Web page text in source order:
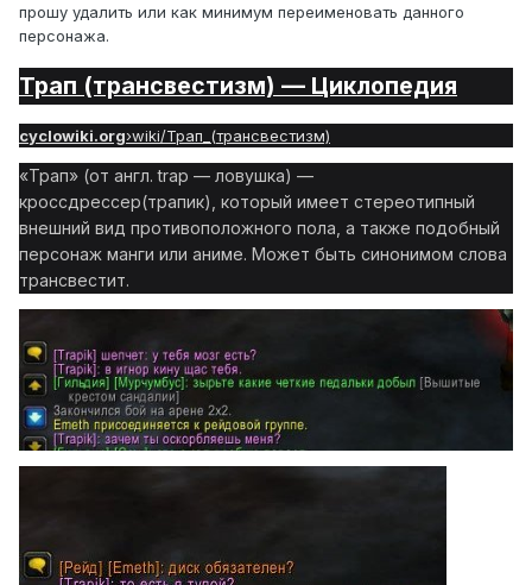
прошу удалить или как минимум переименовать данного
персонажа.
Трап (трансвестизм) — Циклопедия
cyclowiki.org›wiki/Трап_(трансвестизм)
«Трап» (от англ. trap — ловушка) —
кроссдрессер(трапик), который имеет стереотипный
внешний вид противоположного пола, а также подобный
персонаж манги или аниме. Может быть синонимом слова
трансвестит.